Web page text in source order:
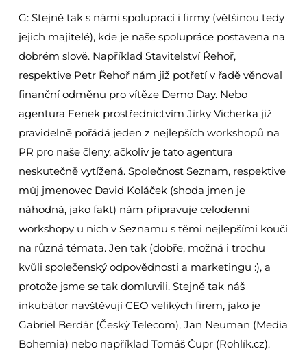
G: Stejně tak s námi spoluprací i firmy (většinou tedy
jejich majitelé), kde je naše spolupráce postavena na
dobrém slově. Například Stavitelství Řehoř,
respektive Petr Řehoř nám již potřetí v řadě věnoval
finanční odměnu pro vítěze Demo Day. Nebo
agentura Fenek prostřednictvím Jirky Vicherka již
pravidelně pořádá jeden z nejlepších workshopů na
PR pro naše členy, ačkoliv je tato agentura
neskutečně vytížená. Společnost Seznam, respektive
můj jmenovec David Koláček (shoda jmen je
náhodná, jako fakt) nám připravuje celodenní
workshopy u nich v Seznamu s těmi nejlepšími kouči
na různá témata. Jen tak (dobře, možná i trochu
kvůli společenský odpovědnosti a marketingu :), a
protože jsme se tak domluvili. Stejně tak náš
inkubátor navštěvují CEO velikých firem, jako je
Gabriel Berdár (Český Telecom), Jan Neuman (Media
Bohemia) nebo například Tomáš Čupr (Rohlík.cz).